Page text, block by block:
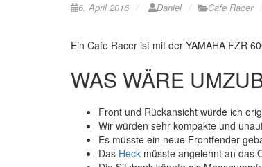
6. April 2016 Daniel Cafe Racer
Ein Cafe Racer ist mit der YAMAHA FZR
WAS WÄRE
Front und Rückansicht würde ich
Wir würden sehr kompakte und
Es müsste ein neue Frontfender
Das Heck müsste angelehnt an das